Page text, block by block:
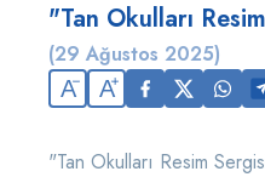
"Tan Okulları
(29 Ağustos 2025)
A A
"Tan Okulları Resim